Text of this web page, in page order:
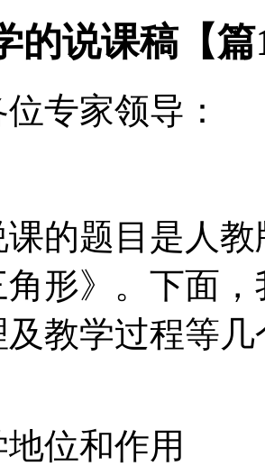
的说课稿【篇
专家领导：
的题目是人
角形》。下面
教学过程等
位和作用